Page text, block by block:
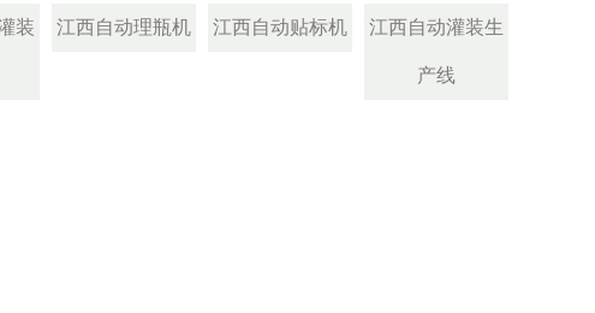
装 江西自动理瓶机 江西自动贴标机 江西自动灌装生
产线